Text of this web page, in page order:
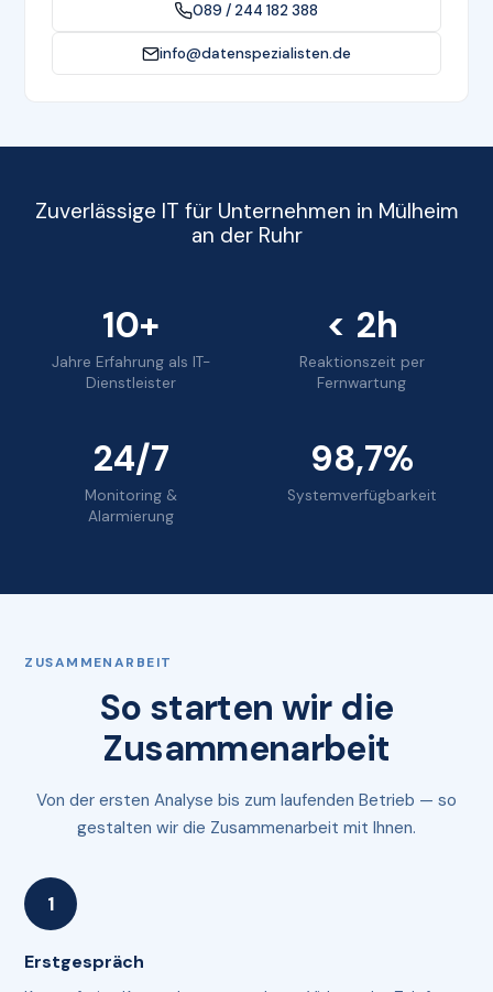
089 / 244 182 388
info@datenspezialisten.de
Zuverlässige IT für Unternehmen in Mülheim
an der Ruhr
10+
Jahre Erfahrung als IT-
Dienstleister
< 2h
Reaktionszeit per
Fernwartung
24/7
Monitoring &
Alarmierung
98,7%
Systemverfügbarkeit
ZUSAMMENARBEIT
So starten wir die
Zusammenarbeit
Von der ersten Analyse bis zum laufenden Betrieb — so
gestalten wir die Zusammenarbeit mit Ihnen.
Erstgespräch